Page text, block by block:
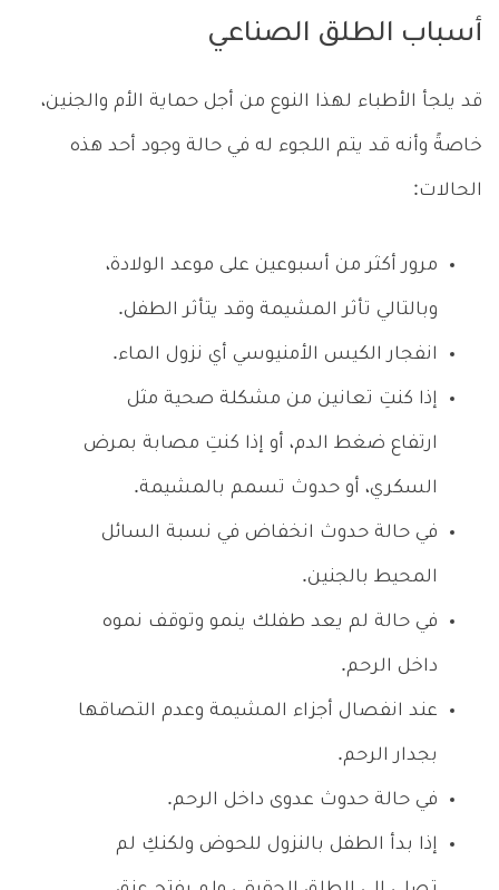
أسباب الطلق الصناعي
قد يلجأ الأطباء لهذا النوع من أجل حماية الأم والجنين،
خاصةً وأنه قد يتم اللجوء له في حالة وجود أحد هذه
الحالات:
مرور أكثر من أسبوعين على موعد الولادة،
وبالتالي تأثر المشيمة وقد يتأثر الطفل.
انفجار الكيس الأمنيوسي أي نزول الماء.
إذا كنتِ تعانين من مشكلة صحية مثل
ارتفاع ضغط الدم، أو إذا كنتِ مصابة بمرض
السكري، أو حدوث تسمم بالمشيمة.
في حالة حدوث انخفاض في نسبة السائل
المحيط بالجنين.
في حالة لم يعد طفلك ينمو وتوقف نموه
داخل الرحم.
عند انفصال أجزاء المشيمة وعدم التصاقها
بجدار الرحم.
في حالة حدوث عدوى داخل الرحم.
إذا بدأ الطفل بالنزول للحوض ولكنكِ لم